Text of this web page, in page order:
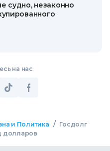
судно, незаконно
на нас
и Политика / Госдолг
долларов